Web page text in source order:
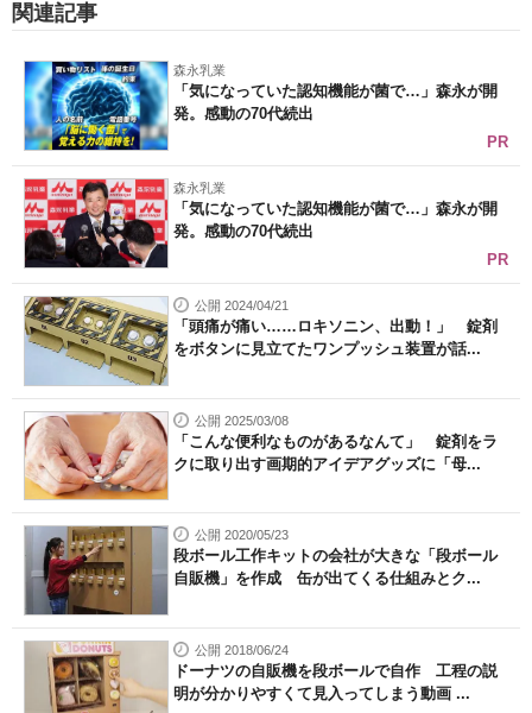
関連記事
森永乳業
「気になっていた認知機能が菌で…」森永が開
発。感動の70代続出
PR
森永乳業
「気になっていた認知機能が菌で…」森永が開
発。感動の70代続出
PR
公開 2024/04/21
「頭痛が痛い……ロキソニン、出動！」 錠剤
をボタンに見立てたワンプッシュ装置が話...
公開 2025/03/08
「こんな便利なものがあるなんて」 錠剤をラ
クに取り出す画期的アイデアグッズに「母...
公開 2020/05/23
段ボール工作キットの会社が大きな「段ボール
自販機」を作成 缶が出てくる仕組みとク...
公開 2018/06/24
ドーナツの自販機を段ボールで自作 工程の説
明が分かりやすくて見入ってしまう動画 ...